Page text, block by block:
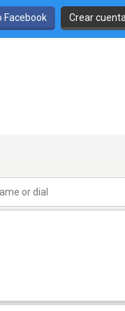
Facebook Crear cuenta